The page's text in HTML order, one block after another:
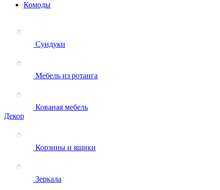
Комоды
Сундуки
Мебель из ротанга
Кованая мебель
Декор
Корзины и ящики
Зеркала